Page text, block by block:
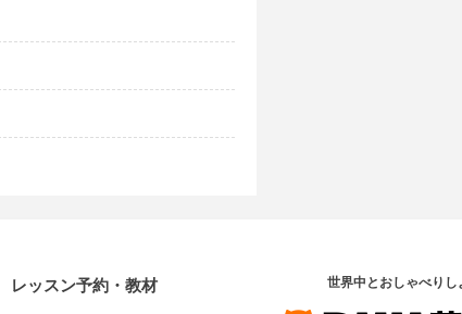
レッスン予約・教材 世界中とおしゃべりし